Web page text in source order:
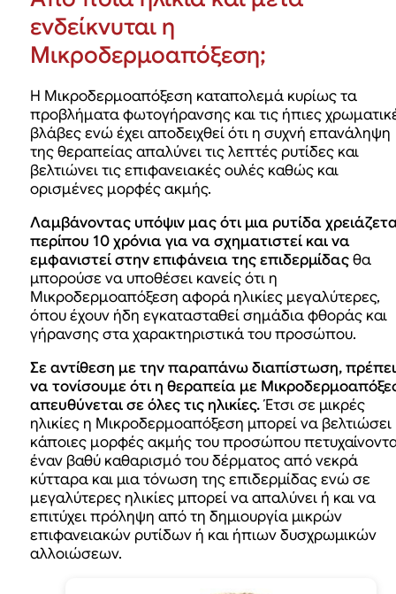
ενδείκνυται η
Μικροδερμοαπόξεση;
Η Μικροδερμοαπόξεση καταπολεμά κυρίως τα
προβλήματα φωτογήρανσης και τις ήπιες
βλάβες ενώ έχει αποδειχθεί ότι η συχνή επανάληψη
της θεραπείας απαλύνει τις λεπτές ρυτίδες και
βελτιώνει τις επιφανειακές ουλές καθώς και
ορισμένες μορφές ακμής.
Λαμβάνοντας υπόψιν μας ότι μια ρυτίδα
περίπου 10 χρόνια για να σχηματιστεί και να
εμφανιστεί στην επιφάνεια της επιδερμίδαςθα
μπορούσε να υποθέσει κανείς ότι η
Μικροδερμοαπόξεση αφορά ηλικίες μεγαλύτερες,
όπου έχουν ήδη εγκατασταθεί σημάδια φθοράς και
γήρανσης στα χαρακτηριστικά του προσώπου.
Σε αντίθεση με την παραπάνω διαπίστωση, πρέπει
να τονίσουμε ότι η θεραπεία με
απευθύνεται σε όλες τις ηλικίες.Έτσι σε μικρές
ηλικίες η Μικροδερμοαπόξεση μπορεί να βελτιώσει
κάποιες μορφές ακμής του προσώπου
έναν βαθύ καθαρισμό του δέρματος από νεκρά
κύτταρα και μια τόνωση της επιδερμίδας ενώ σε
μεγαλύτερες ηλικίες μπορεί να απαλύνει ή και να
επιτύχει πρόληψη από τη δημιουργία μικρών
επιφανειακών ρυτίδων ή και ήπιων δυσχρωμικών
αλλοιώσεων.